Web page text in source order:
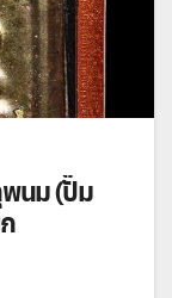
(ปั๊ม